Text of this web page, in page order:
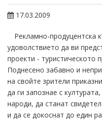
17.03.2009
Рекламно-продуцентска
удоволствието да ви
проекти - туристическото
Поднесено забавно и
на свойте зрители
да ги запознае с
народи, да станат
и да се докоснат до един